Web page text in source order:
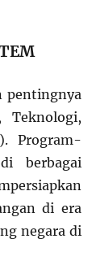
pentingnya
Teknologi,
Program-
berbagai
di era
negara di